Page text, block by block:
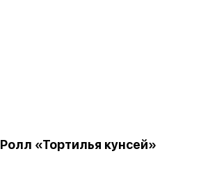
Ролл «Тортилья кунсей»